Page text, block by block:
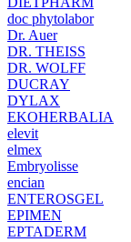
doc phytolabor
Dr. Auer
DR. THEISS
DR. WOLFF
DUCRAY
DYLAX
EKOHERBALIA
elevit
elmex
Embryolisse
encian
ENTEROSGEL
EPIMEN
EPTADERM